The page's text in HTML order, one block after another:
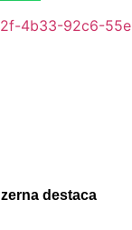
destaca